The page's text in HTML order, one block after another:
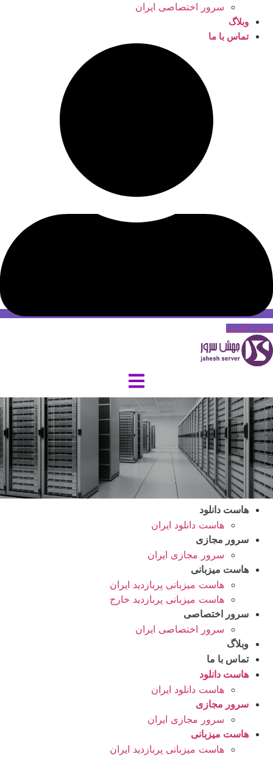
سرور اختصاصی ایران
وبلاگ
تماس با ما
حساب کاربری
هاست دانلود
هاست دانلود ایران
سرور مجازی
سرور مجازی ایران
هاست میزبانی
هاست میزبانی پربازدید ایران
هاست میزبانی پربازدید خارج
سرور اختصاصی
سرور اختصاصی ایران
وبلاگ
تماس با ما
هاست دانلود
هاست دانلود ایران
سرور مجازی
سرور مجازی ایران
هاست میزبانی
هاست میزبانی پربازدید ایران